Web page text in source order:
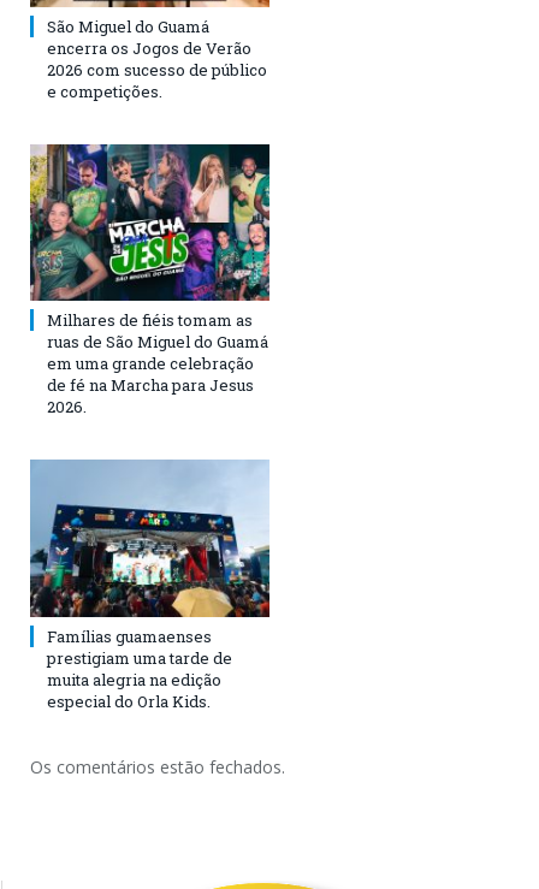
São Miguel do Guamá
encerra os Jogos de Verão
2026 com sucesso de público
e competições.
Milhares de fiéis tomam as
ruas de São Miguel do Guamá
em uma grande celebração
de fé na Marcha para Jesus
2026.
Famílias guamaenses
prestigiam uma tarde de
muita alegria na edição
especial do Orla Kids.
Os comentários estão fechados.